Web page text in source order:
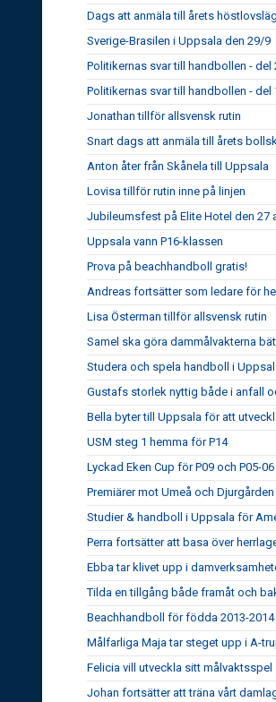
Dags att anmäla till årets
Sverige-Brasilen i Uppsala den 29/9
Politikernas svar till handbollen - del
Politikernas svar till handbollen - del
Jonathan tillför allsvensk rutin
Snart dags att anmäla till årets
Anton åter från Skånela till Uppsala
Lovisa tillför rutin inne på linjen
Jubileumsfest på Elite Hotel den 27
Uppsala vann P16-klassen
Prova på beachhandboll gratis!
Andreas fortsätter som ledare för
Lisa Österman tillför allsvensk rutin
Samel ska göra dammålvakterna
Studera och spela handboll i
Gustafs storlek nyttig både i anfall
Bella byter till Uppsala för att
USM steg 1 hemma för P14
Lyckad Eken Cup för P09 och P05-06
Premiärer mot Umeå och Djurgården
Studier & handboll i Uppsala för
Perra fortsätter att basa över
Ebba tar klivet upp i
Tilda en tillgång både framåt och
Beachhandboll för födda 2013-2014
Målfarliga Maja tar steget upp i A-
Felicia vill utveckla sitt målvaktsspel
Johan fortsätter att träna vårt